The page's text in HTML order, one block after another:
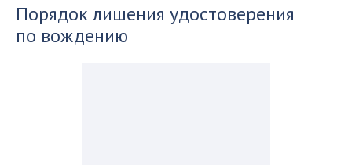
Порядок лишения удостоверения
по вождению